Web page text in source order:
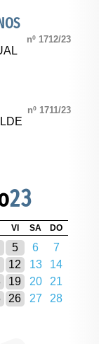
nº 1712/23
nº 1711/23
23
VI SA DO
5 6
7
12 13
14
19 20
21
26 27
28